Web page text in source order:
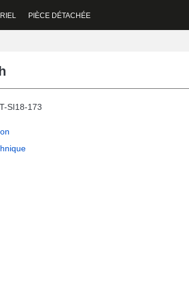
PIÈCE DÉTACHÉE
SI18-173